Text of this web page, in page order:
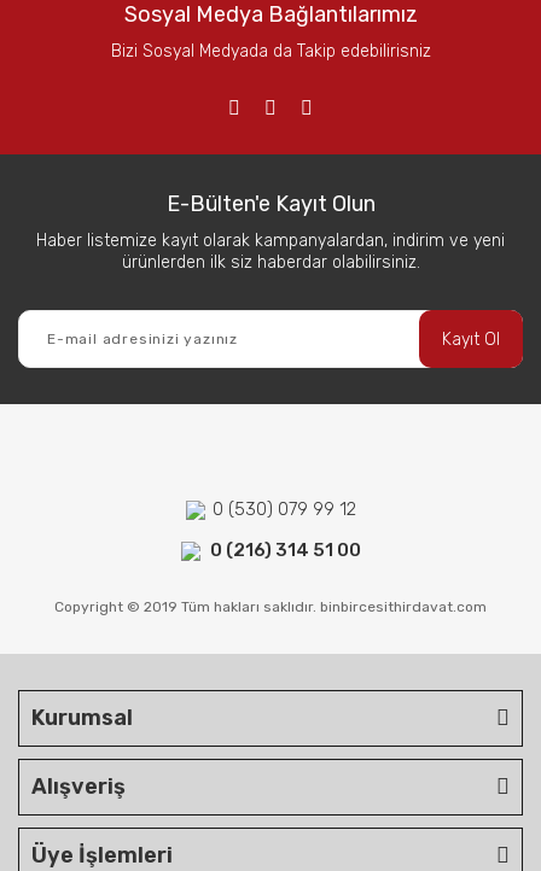
Sosyal Medya Bağlantılarımız
Bizi Sosyal Medyada da Takip edebilirisniz
E-Bülten'e Kayıt Olun
Haber listemize kayıt olarak kampanyalardan, indirim ve yeni
ürünlerden ilk siz haberdar olabilirsiniz.
Kayıt Ol
0 (530) 079 99 12
0 (216) 314 51 00
Copyright © 2019 Tüm hakları saklıdır. binbircesithirdavat.com
Kurumsal
Alışveriş
Üye İşlemleri